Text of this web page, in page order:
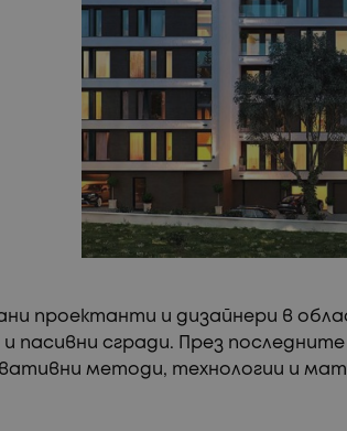
проектанти и дизайнери в
сгради. През последните
методи, технологии и